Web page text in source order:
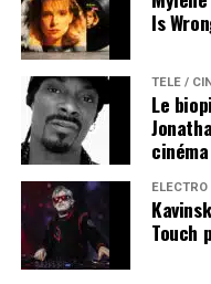
Is
TÉLÉ /
Le
cinéma
ÉLECTRO
Touch